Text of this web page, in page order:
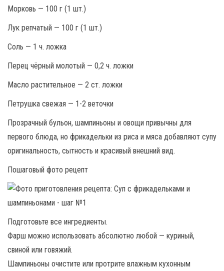
Морковь — 100 г (1 шт.)
Лук репчатый — 100 г (1 шт.)
Соль — 1 ч. ложка
Перец чёрный молотый — 0,2 ч. ложки
Масло растительное — 2 ст. ложки
Петрушка свежая — 1-2 веточки
Прозрачный бульон, шампиньоны и овощи привычны для
первого блюда, но фрикадельки из риса и мяса добавляют супу
оригинальность, сытность и красивый внешний вид.
Пошаговый фото рецепт
Подготовьте все ингредиенты.
Фарш можно использовать абсолютно любой — куриный,
свиной или говяжий.
Шампиньоны очистите или протрите влажным кухонным